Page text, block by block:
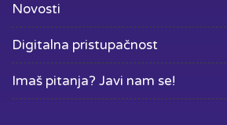
Novosti
Digitalna pristupačnost
Imaš pitanja? Javi nam se!